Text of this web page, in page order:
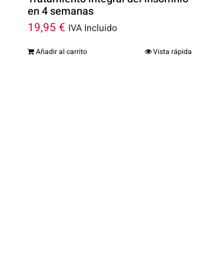
en 4 semanas
19,95 € IVA Incluido
Añadir al carrito Vista rápida